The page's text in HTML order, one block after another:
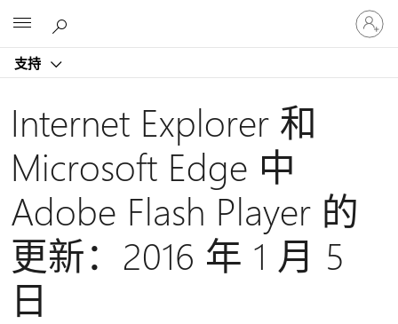
支持
请
登
录
Internet Explorer 和
Microsoft Edge 中
Adobe Flash Player 的
更新：2016 年 1 月 5
日